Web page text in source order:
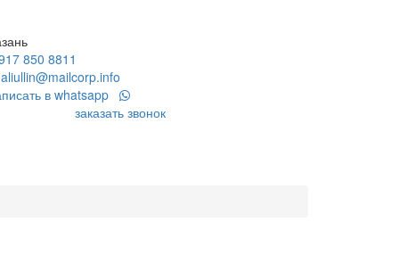
850 8811
в whatsapp
заказать звонок